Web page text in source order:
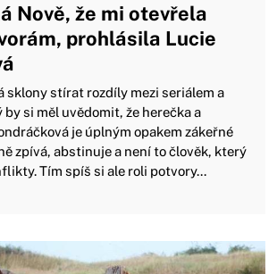
Nově, že mi otevřela
prohlásila Lucie
sklony stírat rozdíly mezi seriálem a
by si měl uvědomit, že herečka a
je úplným opakem zákeřné
zpívá, abstinuje a není to člověk, který
Tím spíš si ale roli potvory...